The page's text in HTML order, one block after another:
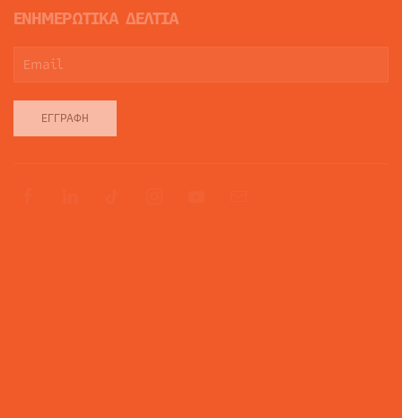
ΕΝΗΜΕΡΩΤΙΚΑ ΔΕΛΤΙΑ
ΕΓΓΡΑΦΉ